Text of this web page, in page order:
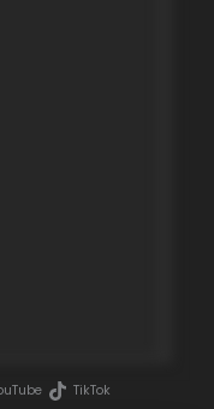
TikTok